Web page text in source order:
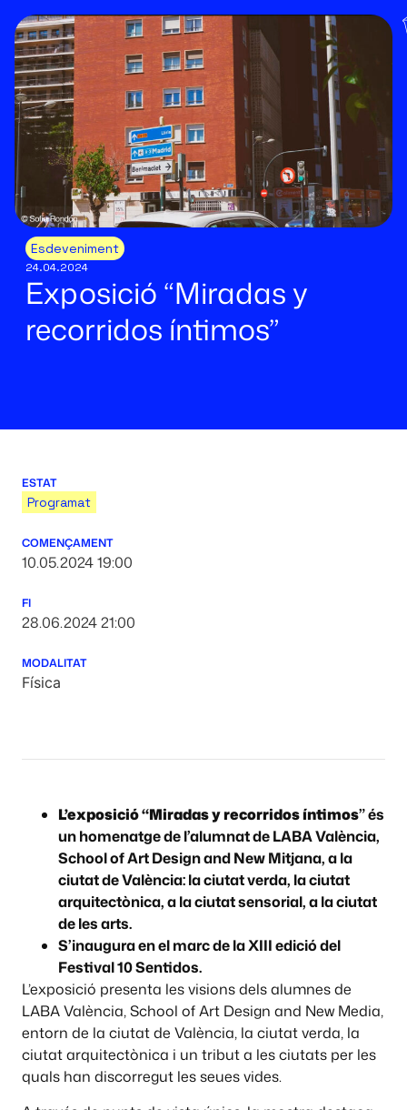
Esdeveniment
24.04.2024
Exposició “Miradas y
recorridos íntimos”
ESTAT
Programat
COMENÇAMENT
10.05.2024 19:00
FI
28.06.2024 21:00
MODALITAT
Física
L’exposició “Miradas y recorridos íntimos” és
un homenatge de l’alumnat de LABA València,
School of Art Design and New Mitjana, a la
ciutat de València: la ciutat verda, la ciutat
arquitectònica, a la ciutat sensorial, a la ciutat
de les arts.
S’inaugura en el marc de la XIII edició del
Festival 10 Sentidos.
L’exposició presenta les visions dels alumnes de
LABA València, School of Art Design and New Media,
entorn de la ciutat de València, la ciutat verda, la
ciutat arquitectònica i un tribut a les ciutats per les
quals han discorregut les seues vides.